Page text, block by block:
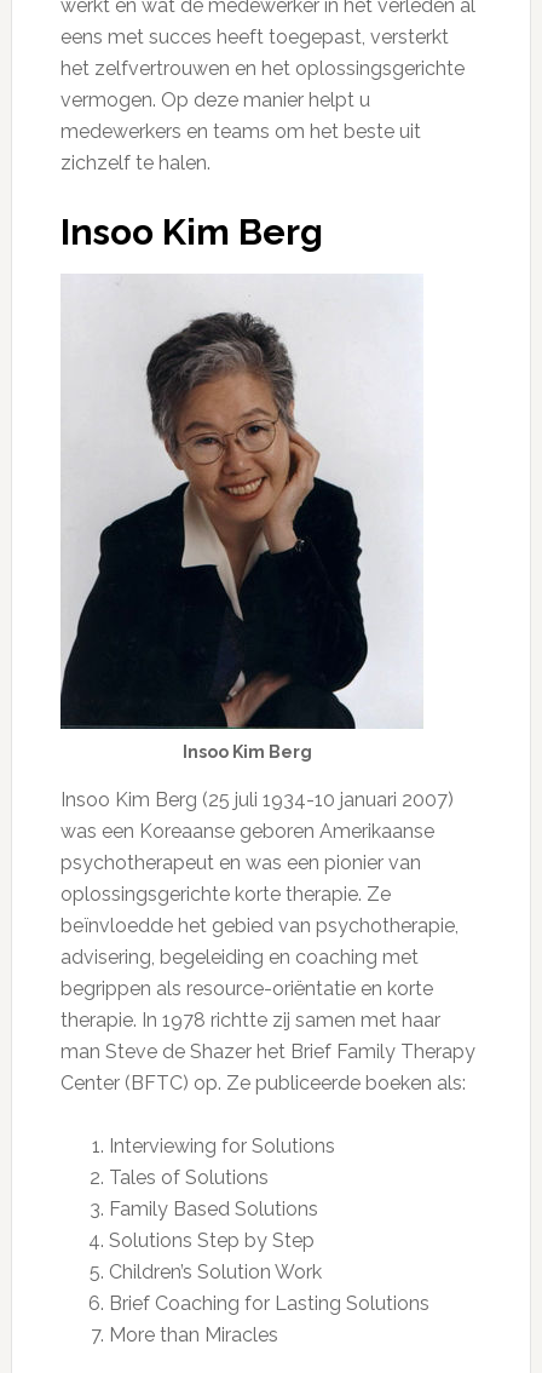
werkt en wat de medewerker in het verleden al
eens met succes heeft toegepast, versterkt
het zelfvertrouwen en het oplossingsgerichte
vermogen. Op deze manier helpt u
medewerkers en teams om het beste uit
zichzelf te halen.
Insoo Kim Berg
Insoo Kim Berg
Insoo Kim Berg (25 juli 1934-10 januari 2007)
was een Koreaanse geboren Amerikaanse
psychotherapeut en was een pionier van
oplossingsgerichte korte therapie. Ze
beïnvloedde het gebied van psychotherapie,
advisering, begeleiding en coaching met
begrippen als resource-oriëntatie en korte
therapie. In 1978 richtte zij samen met haar
man Steve de Shazer het Brief Family Therapy
Center (BFTC) op. Ze publiceerde boeken als:
Interviewing for Solutions
Tales of Solutions
Family Based Solutions
Solutions Step by Step
Children’s Solution Work
Brief Coaching for Lasting Solutions
More than Miracles